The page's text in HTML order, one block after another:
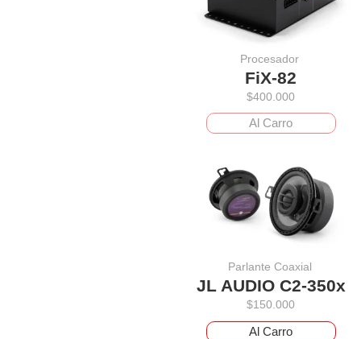
Procesador
FiX-82
$400.000
Al Carro
Parlante Coaxial
JL AUDIO C2-350x
$150.000
Al Carro